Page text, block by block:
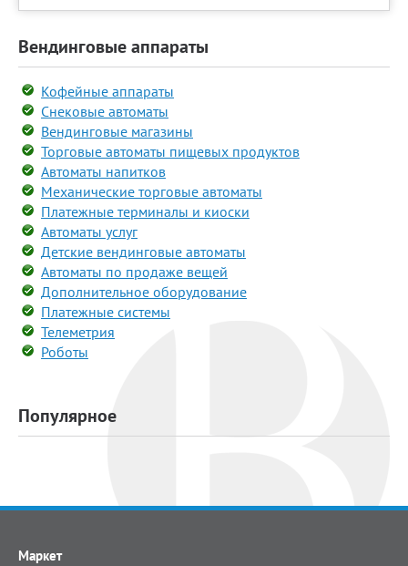
Вендинговые аппараты
Кофейные аппараты
Снековые автоматы
Вендинговые магазины
Торговые автоматы пищевых продуктов
Автоматы напитков
Механические торговые автоматы
Платежные терминалы и киоски
Автоматы услуг
Детские вендинговые автоматы
Автоматы по продаже вещей
Дополнительное оборудование
Платежные системы
Телеметрия
Роботы
Популярное
Маркет